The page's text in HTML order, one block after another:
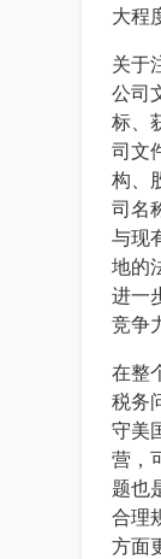
大程
关于
公司
标、
司文
构、
司名
与现
地的
进一
竞争
在整
税务
守美
营，
题也
合理
方面